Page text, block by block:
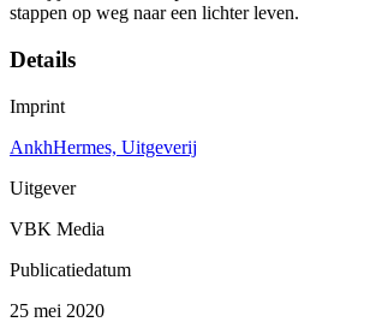
stappen op weg naar een lichter leven.
Details
Imprint
AnkhHermes, Uitgeverij
Uitgever
VBK Media
Publicatiedatum
25 mei 2020